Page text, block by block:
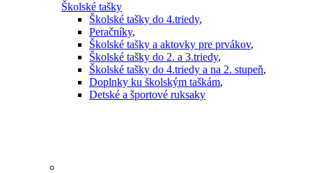
Školské tašky
Školské tašky do 4.triedy,
Peračníky,
Školské tašky a aktovky pre prvákov,
Školské tašky do 2. a 3.triedy,
Školské tašky do 4.triedy a na 2. stupeň,
Doplnky ku školským taškám,
Detské a športové ruksaky